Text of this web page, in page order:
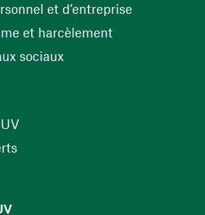
et d’entreprise
et harcèlement
sociaux(ouvre une nouvelle
(ouvre une nouvelle fenêtre)
(ouvre une nouvelle fenêtre)